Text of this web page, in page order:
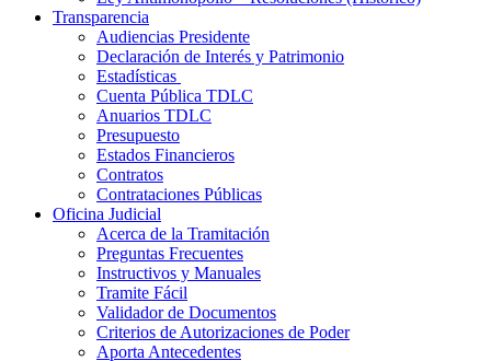
Transparencia
Audiencias Presidente
Declaración de Interés y Patrimonio
Estadísticas
Cuenta Pública TDLC
Anuarios TDLC
Presupuesto
Estados Financieros
Contratos
Contrataciones Públicas
Oficina Judicial
Acerca de la Tramitación
Preguntas Frecuentes
Instructivos y Manuales
Tramite Fácil
Validador de Documentos
Criterios de Autorizaciones de Poder
Aporta Antecedentes